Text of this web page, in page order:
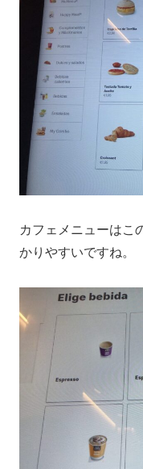
カフェメニューはこ
かりやすいですね。